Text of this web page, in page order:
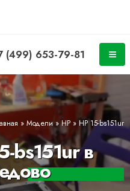
(499) 653-79-81
» Модели»HP » HP 15-bs151ur
bs151ur в